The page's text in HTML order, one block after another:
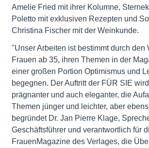
Amelie Fried mit ihrer Kolumne,
Poletto mit exklusiven Rezepten und
Christina Fischer mit der Weinkunde.
"Unser Arbeiten ist bestimmt durch den
Frauen ab 35, ihren Themen in der
einer großen Portion Optimismus und
begegnen. Der Auftritt der FÜR SIE
prägnanter und auch eleganter, die
Themen jünger und leichter, aber
begründet Dr. Jan Pierre Klage,
Geschäftsführer und verantwortlich für
FrauenMagazine des Verlages, die